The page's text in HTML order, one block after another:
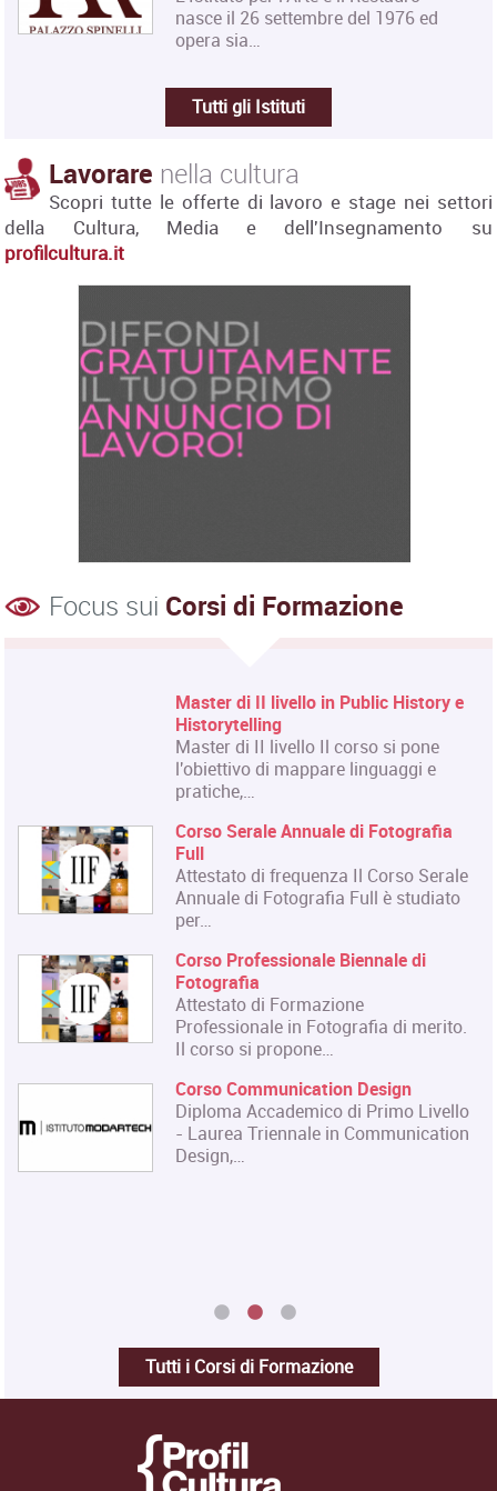
nasce il 26 settembre del 1976 ed
opera sia…
Tutti gli Istituti
Lavorare nella cultura
Scopri tutte le offerte di lavoro e stage nei settori
della Cultura, Media e dell'Insegnamento su
profilcultura.it
Focus sui Corsi di Formazione
Master di II livello in Public History e
Historytelling
Master di II livello Il corso si pone
l'obiettivo di mappare linguaggi e
pratiche,…
Corso Serale Annuale di Fotografia
Full
Attestato di frequenza Il Corso Serale
Annuale di Fotografia Full è studiato
per…
Corso Professionale Biennale di
Fotografia
Attestato di Formazione
Professionale in Fotografia di merito.
Il corso si propone…
Corso Communication Design
Diploma Accademico di Primo Livello
- Laurea Triennale in Communication
Design,…
Tutti i Corsi di Formazione